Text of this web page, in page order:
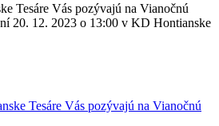
Tesáre Vás pozývajú na Vianočnú
20. 12. 2023 o 13:00 v KD Hontianske